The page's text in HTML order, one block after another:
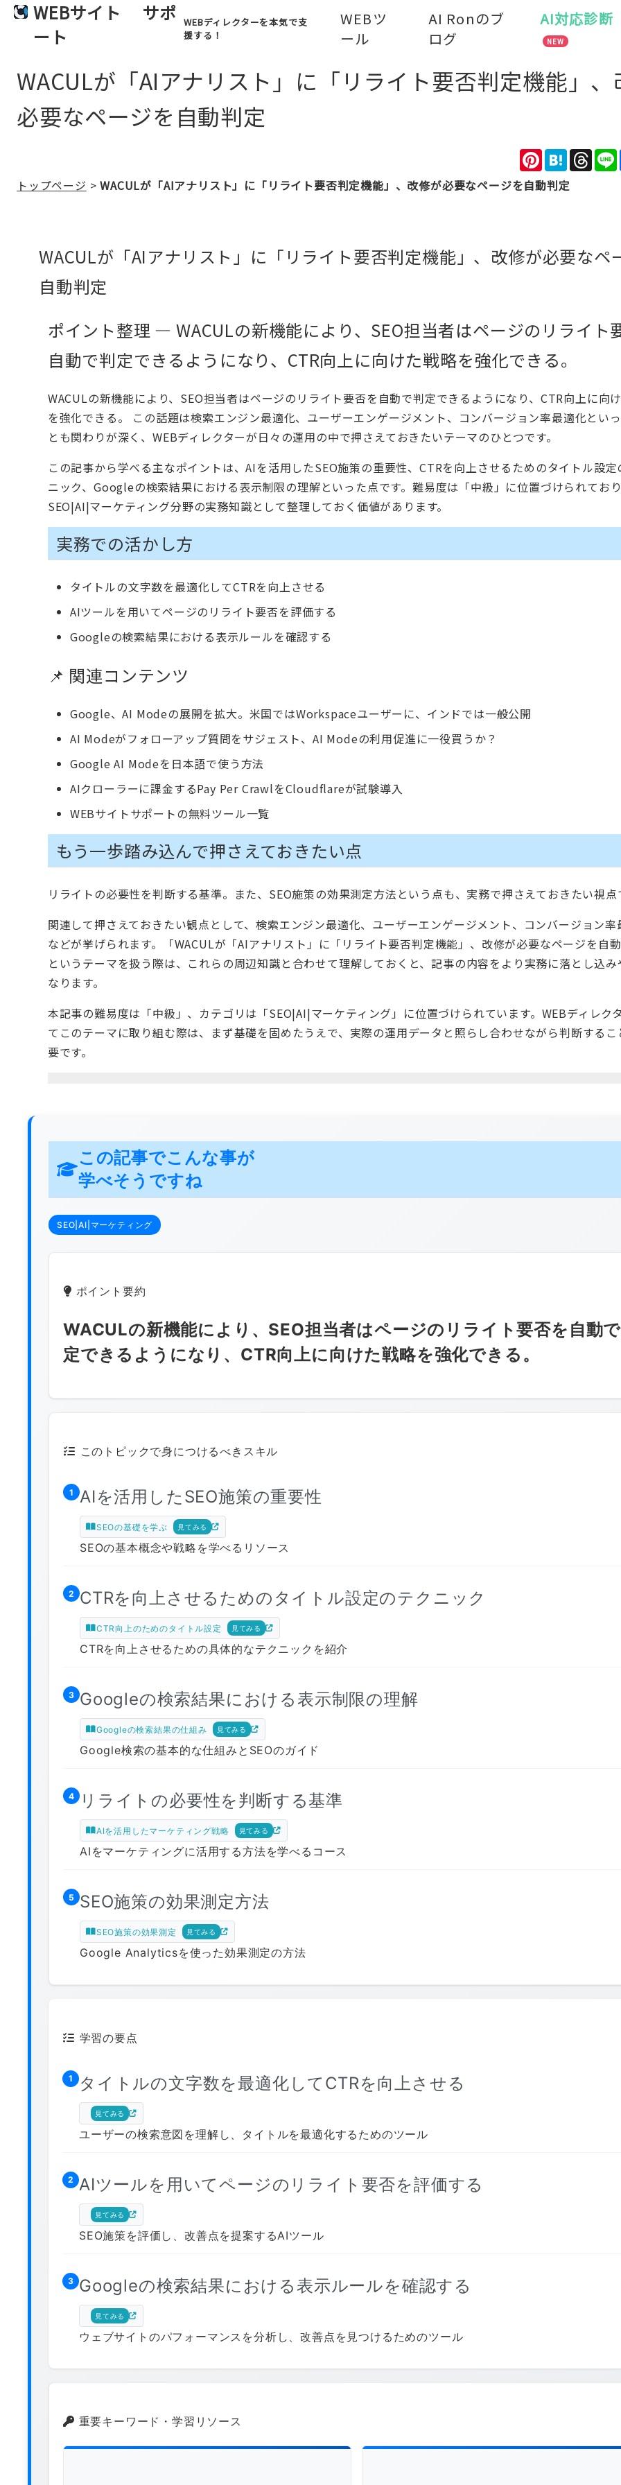
WEBサイト
サポ
ート
WEBディレクターを本気で支
援する！
WEBツ
ール
AI Ronのブ
ログ
AI対応診断
NEW
WACULが「AIアナリスト」に「リライト要否判定機能」
必要なページを自動判定
Hatena
Pinterest
トップページ >WACULが「AIアナリスト」に「リライト要否判定機能」、改修が必要なページを自動判定
WACULが「AIアナリスト」に「リライト要否判定機能」、改修が必要なペ
自動判定
ポイント整理 — WACULの新機能により、SEO担当者はページのリライト
自動で判定できるようになり、CTR向上に向けた戦略を強化できる。
WACULの新機能により、SEO担当者はページのリライト要否を自動で判定できるようになり、CTR向上に向
を強化できる。 この話題は検索エンジン最適化、ユーザーエンゲージメント、コンバージョン率最適化とい
とも関わりが深く、WEBディレクターが日々の運用の中で押さえておきたいテーマのひとつです。
この記事から学べる主なポイントは、AIを活用したSEO施策の重要性、CTRを向上させるためのタイトル設定
ニック、Googleの検索結果における表示制限の理解といった点です。難易度は「中級」に位置づけられてお
SEO|AI|マーケティング分野の実務知識として整理しておく価値があります。
実務での活かし方
タイトルの文字数を最適化してCTRを向上させる
AIツールを用いてページのリライト要否を評価する
Googleの検索結果における表示ルールを確認する
📌 関連コンテンツ
Google、AI Modeの展開を拡大。米国ではWorkspaceユーザーに、インドでは一般公開
AI Modeがフォローアップ質問をサジェスト、AI Modeの利用促進に一役買うか？
Google AI Modeを日本語で使う方法
AIクローラーに課金するPay Per CrawlをCloudflareが試験導入
WEBサイトサポートの無料ツール一覧
もう一歩踏み込んで押さえておきたい点
リライトの必要性を判断する基準。また、SEO施策の効果測定方法という点も、実務で押さえておきたい視点
関連して押さえておきたい観点として、検索エンジン最適化、ユーザーエンゲージメント、コンバージョン率
などが挙げられます。「WACULが「AIアナリスト」に「リライト要否判定機能」、改修が必要なページを自
というテーマを扱う際は、これらの周辺知識と合わせて理解しておくと、記事の内容をより実務に落とし込
なります。
本記事の難易度は「中級」、カテゴリは「SEO|AI|マーケティング」に位置づけられています。WEBディレク
てこのテーマに取り組む際は、まず基礎を固めたうえで、実際の運用データと照らし合わせながら判断する
要です。
この記事でこんな事が
学べそうですね
SEO|AI|マーケティング
ポイント要約
WACULの新機能により、SEO担当者はページのリライト要否を自動
定できるようになり、CTR向上に向けた戦略を強化できる。
このトピックで身につけるべきスキル
1 AIを活用したSEO施策の重要性
SEOの基礎を学ぶ 見てみる
SEOの基本概念や戦略を学べるリソース
2 CTRを向上させるためのタイトル設定のテクニック
CTR向上のためのタイトル設定 見てみる
CTRを向上させるための具体的なテクニックを紹介
3 Googleの検索結果における表示制限の理解
Googleの検索結果の仕組み 見てみる
Google検索の基本的な仕組みとSEOのガイド
4 リライトの必要性を判断する基準
AIを活用したマーケティング戦略 見てみる
AIをマーケティングに活用する方法を学べるコース
5 SEO施策の効果測定方法
SEO施策の効果測定 見てみる
Google Analyticsを使った効果測定の方法
学習の要点
1 タイトルの文字数を最適化してCTRを向上させる
見てみる
ユーザーの検索意図を理解し、タイトルを最適化するためのツール
2 AIツールを用いてページのリライト要否を評価する
見てみる
SEO施策を評価し、改善点を提案するAIツール
3 Googleの検索結果における表示ルールを確認する
見てみる
ウェブサイトのパフォーマンスを分析し、改善点を見つけるためのツール
重要キーワード・学習リソース